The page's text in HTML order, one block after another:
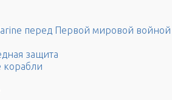
перед Первой мировой войной
защита